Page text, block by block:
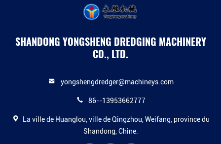
SHANDONG YONGSHENG DREDGING MACHINERY
CO., LTD.
yongshengdredger@machineys.com
86--13953662777
La ville de Huanglou, ville de Qingzhou, Weifang, province du
Shandong, Chine.